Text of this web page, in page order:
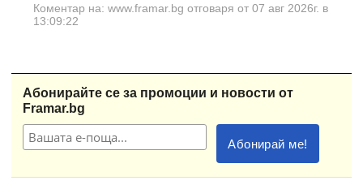
Коментар на: www.framar.bg отговаря от 07 авг 2026г. в
13:09:22
Абонирайте се за промоции и новости от
Framar.bg